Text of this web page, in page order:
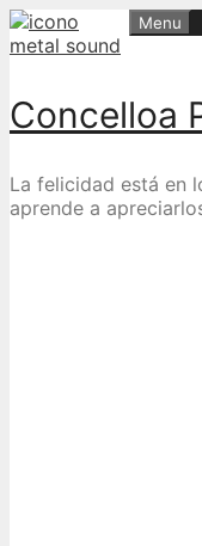
Skip
to
Concelloa
La felicidad está en
aprende a
Menu